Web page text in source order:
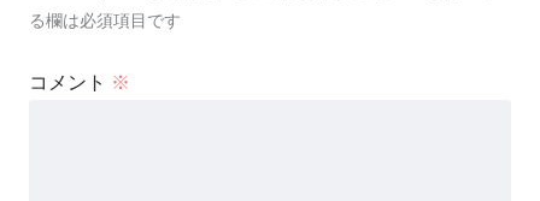
る欄は必須項目です
コメント ※